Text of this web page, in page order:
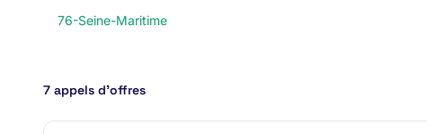
76-Seine-Maritime
7 appels d’offres